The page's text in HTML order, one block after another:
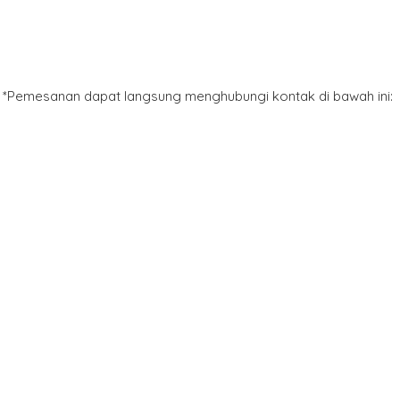
*Pemesanan dapat langsung menghubungi kontak di bawah ini: